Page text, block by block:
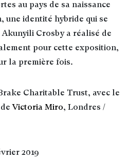
au pays de sa naissance
une identité hybride qui se
Crosby a réalisé de
pour cette exposition,
la première fois.
Charitable Trust, avec le
Victoria Miro, Londres /
2019